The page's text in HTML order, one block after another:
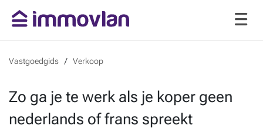
Vastgoedgids Verkoop
Zo ga je te werk als je koper geen
nederlands of frans spreekt